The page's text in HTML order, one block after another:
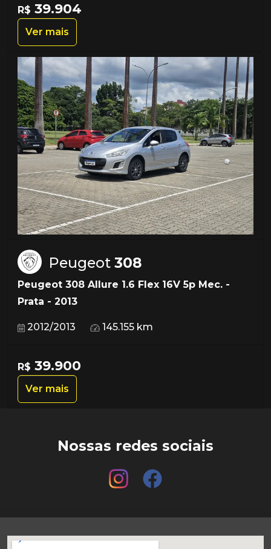
R$ 39.904
Ver mais
Peugeot 308
Peugeot 308 Allure 1.6 Flex 16V 5p Mec. -
Prata - 2013
2012/2013 145.155 km
R$ 39.900
Ver mais
Nossas redes sociais